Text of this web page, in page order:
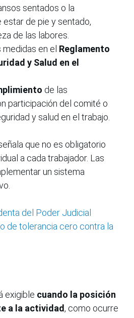
sentados o la
estar de pie y sentado,
de las labores.
en el Reglamento
y Salud en el
de las
participación del comité o
y salud en el trabajo.
que no es obligatorio
a cada trabajador. Las
un sistema
del Poder Judicial
de tolerancia cero contra la
exigible cuando la posición
a la actividad, como ocurre